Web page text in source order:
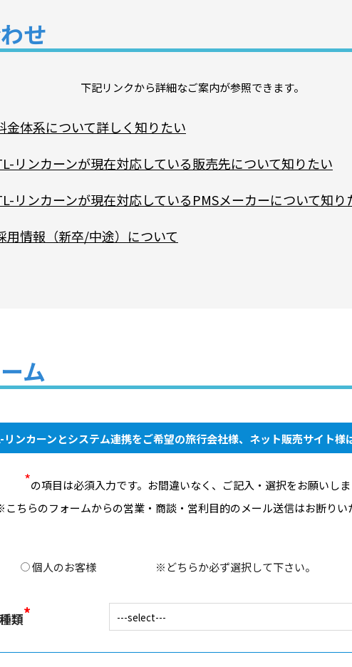
せ
下記リンクから詳細なご案内が参照できます。
金体系について詳しく知りたい
リンカーンが現在対応している販売先について知りたい
リンカーンが現在対応しているPMSメーカーについて知り
用情報（新卒/中途）について
ム
リンカーンとシステム連携をご希望の旅行会社様、ネット販売サイト様
*の項目は必須入力です。お間違いなく、ご記入・選択をお願いし
ちらのフォームからの営業・商談・営利目的のメール送信はお断りい
個人のお客様 ※どちらか必ず選択して下さい。
類*